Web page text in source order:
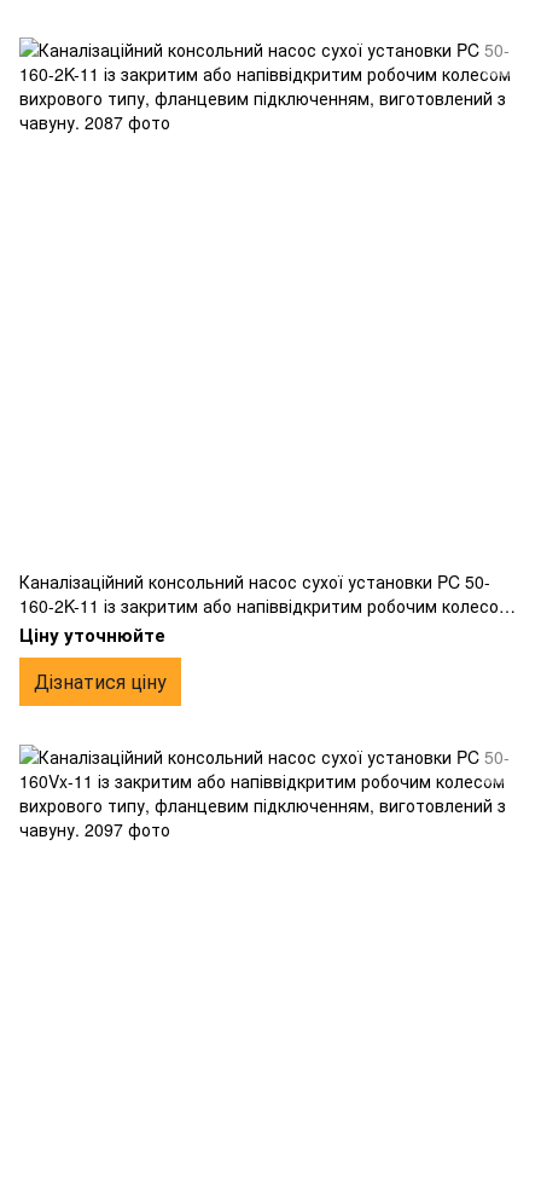
Каналізаційний консольний насос сухої установки PC 50-
160-2K-11 із закритим або напіввідкритим робочим колесом
вихрового типу, фланцевим підключенням, виготовлений з
чавуну.
Ціну уточнюйте
Дізнатися ціну